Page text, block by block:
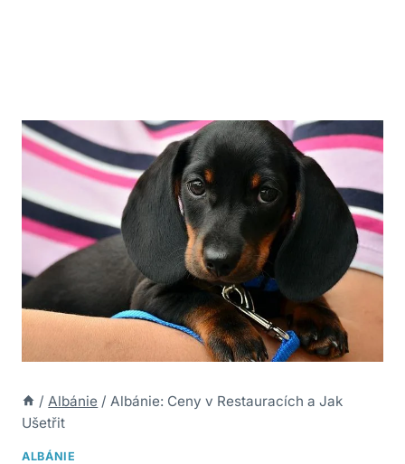
/ Albánie / Albánie: Ceny v Restauracích a Jak
Ušetřit
ALBÁNIE